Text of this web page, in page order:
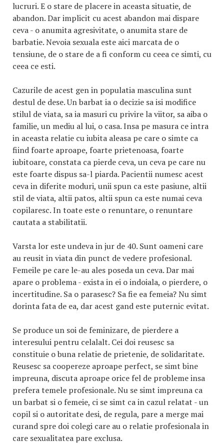
lucruri. E o stare de placere in aceasta situatie, de
abandon. Dar implicit cu acest abandon mai dispare
ceva - o anumita agresivitate, o anumita stare de
barbatie. Nevoia sexuala este aici marcata de o
tensiune, de o stare de a fi conform cu ceea ce simti, cu
ceea ce esti.
Cazurile de acest gen in populatia masculina sunt
destul de dese. Un barbat ia o decizie sa isi modifice
stilul de viata, sa ia masuri cu privire la viitor, sa aiba o
familie, un mediu al lui, o casa. Insa pe masura ce intra
in aceasta relatie cu iubita aleasa pe care o simte ca
fiind foarte aproape, foarte prietenoasa, foarte
iubitoare, constata ca pierde ceva, un ceva pe care nu
este foarte dispus sa-l piarda. Pacientii numesc acest
ceva in diferite moduri, unii spun ca este pasiune, altii
stil de viata, altii patos, altii spun ca este numai ceva
copilaresc. In toate este o renuntare, o renuntare
cautata a stabilitatii.
Varsta lor este undeva in jur de 40. Sunt oameni care
au reusit in viata din punct de vedere profesional.
Femeile pe care le-au ales poseda un ceva. Dar mai
apare o problema - exista in ei o indoiala, o pierdere, o
incertitudine. Sa o parasesc? Sa fie ea femeia? Nu simt
dorinta fata de ea, dar acest gand este puternic evitat.
Se produce un soi de feminizare, de pierdere a
interesului pentru celalalt. Cei doi reusesc sa
constituie o buna relatie de prietenie, de solidaritate.
Reusesc sa coopereze aproape perfect, se simt bine
impreuna, discuta aproape orice fel de probleme insa
prefera temele profesionale. Nu se simt impreuna ca
un barbat si o femeie, ci se simt ca in cazul relatat - un
copil si o autoritate desi, de regula, pare a merge mai
curand spre doi colegi care au o relatie profesionala in
care sexualitatea pare exclusa.